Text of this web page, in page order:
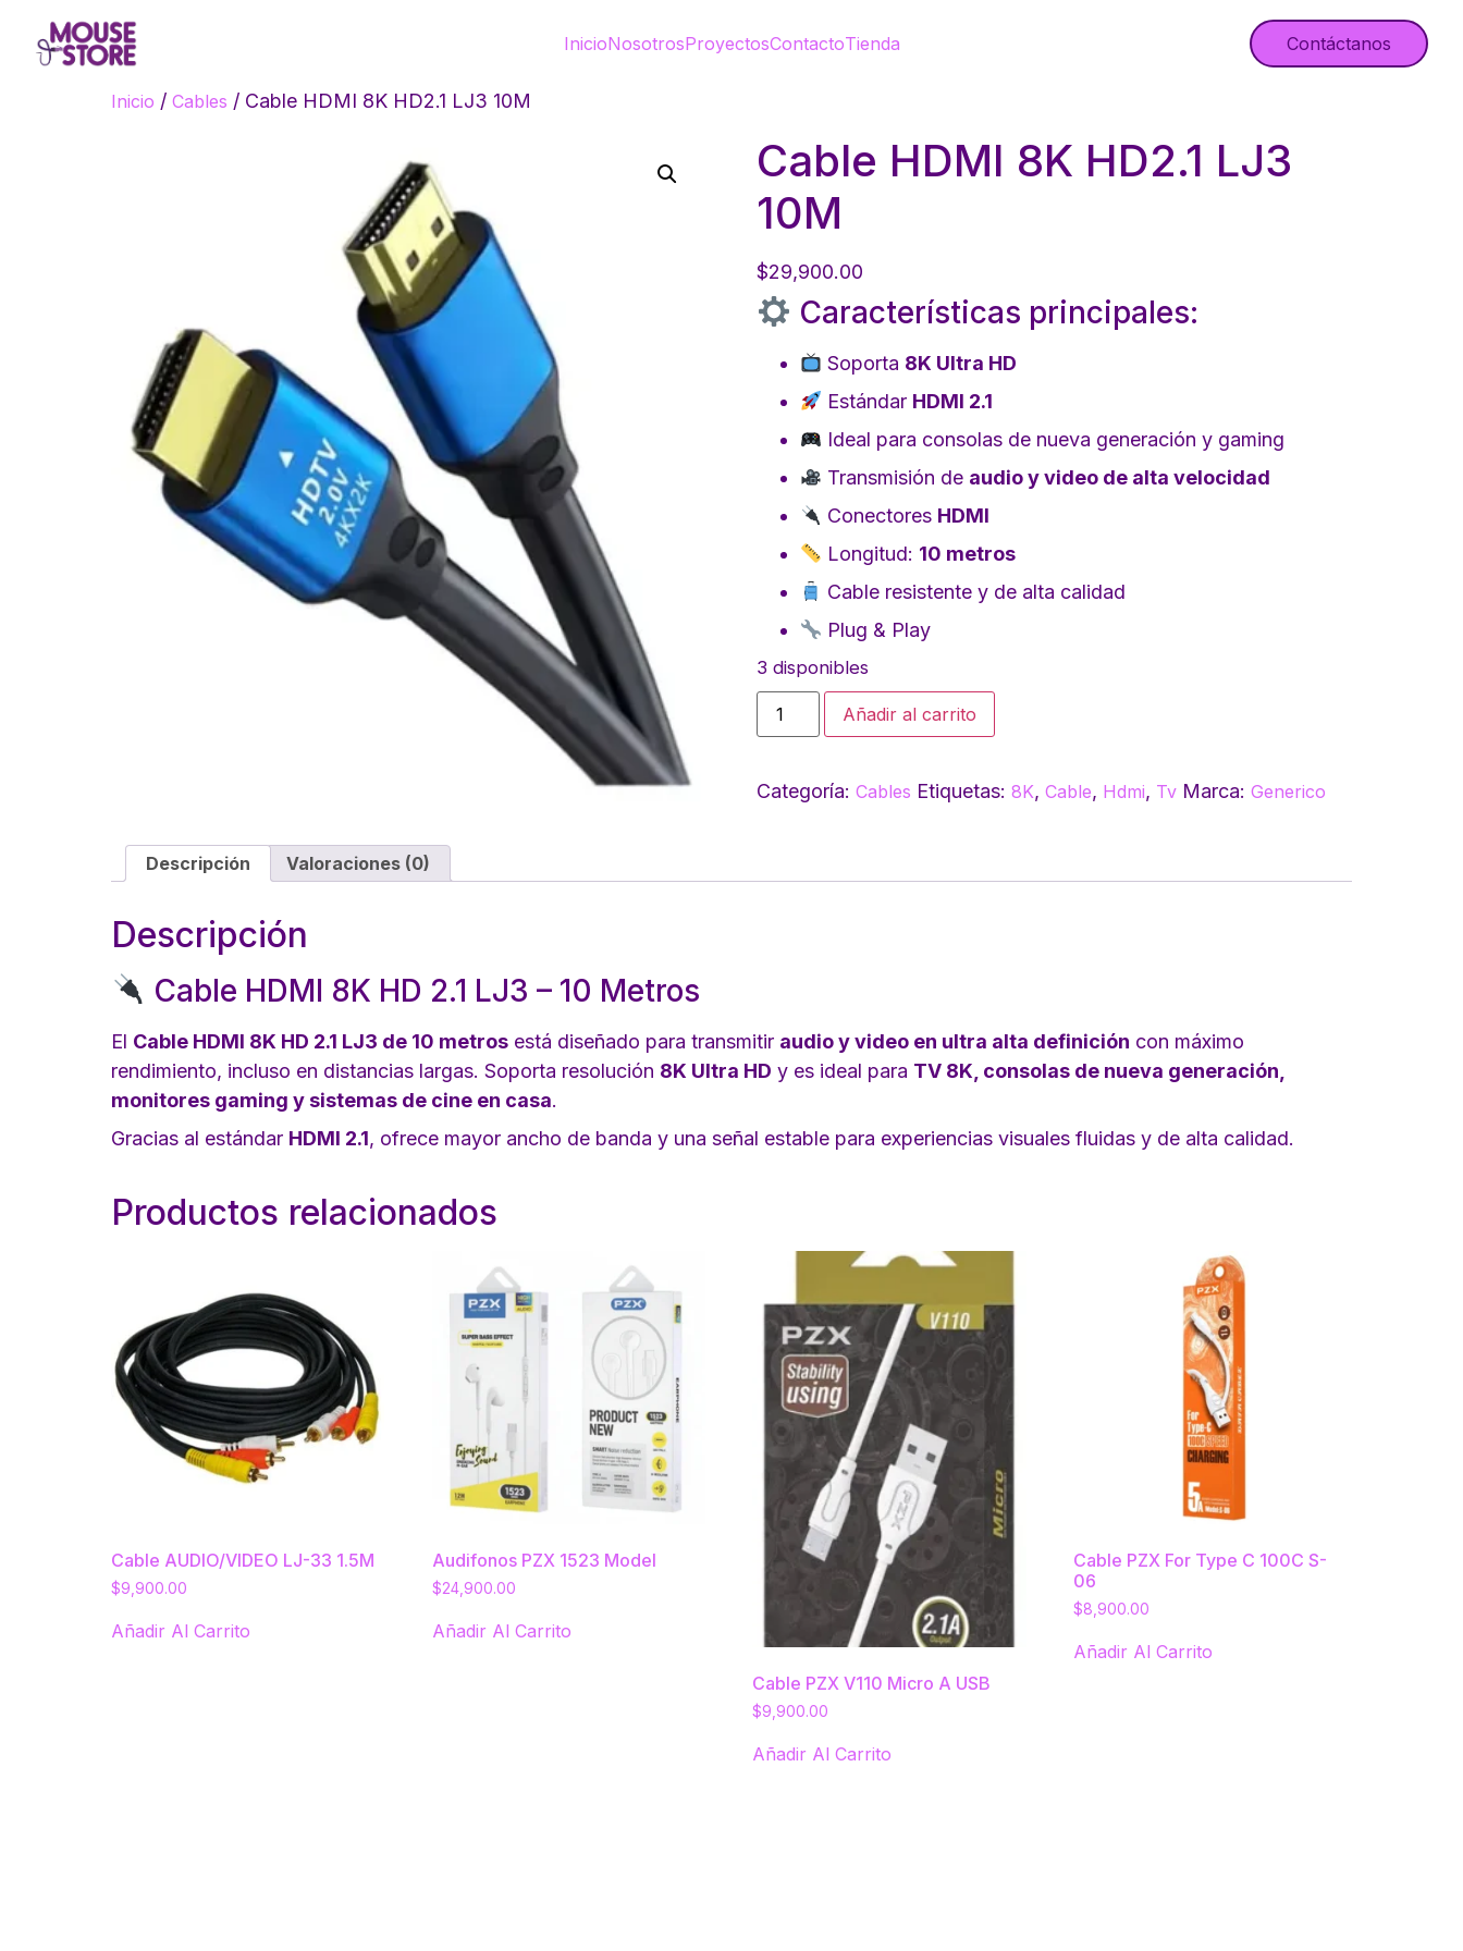
InicioNosotrosProyectosContactoTienda Contáctanos
Inicio / Cables / Cable HDMI 8K HD2.1 LJ3 10M
Cable HDMI 8K HD2.1 LJ3
10M
$29,900.00
Características principales:
Soporta 8K Ultra HD
Estándar HDMI 2.1
Ideal para consolas de nueva generación y gaming
Transmisión de audio y video de alta velocidad
Conectores HDMI
Longitud: 10 metros
Cable resistente y de alta calidad
Plug & Play
3 disponibles
Añadir al carrito
Categoría: Cables Etiquetas: 8K, Cable, Hdmi, Tv Marca: Generico
Descripción Valoraciones (0)
Descripción
Cable HDMI 8K HD 2.1 LJ3 – 10 Metros
El Cable HDMI 8K HD 2.1 LJ3 de 10 metros está diseñado para transmitir audio y video en ultra alta definición con máximo
rendimiento, incluso en distancias largas. Soporta resolución 8K Ultra HD y es ideal para TV 8K, consolas de nueva generación,
monitores gaming y sistemas de cine en casa.
Gracias al estándar HDMI 2.1, ofrece mayor ancho de banda y una señal estable para experiencias visuales fluidas y de alta calidad.
Productos relacionados
Cable AUDIO/VIDEO LJ-33 1.5M
$9,900.00
Añadir Al Carrito
Audifonos PZX 1523 Model
$24,900.00
Añadir Al Carrito
Cable PZX V110 Micro A USB
$9,900.00
Añadir Al Carrito
Cable PZX For Type C 100C S-
06
$8,900.00
Añadir Al Carrito